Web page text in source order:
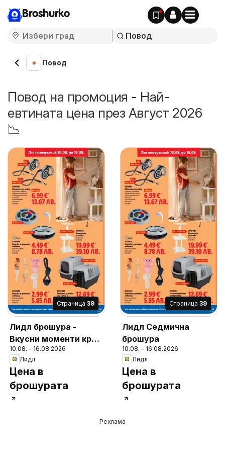
Broshurko
Повод
Повод на промоция - Най-
евтината цена през Август 2026
📉
Cтраница 39
Лидл брошура -
Вкусни моменти край
грила
10.08. - 16.08.2026
Лидл
Цена в
брошурата
Cтраница 39
Лидл Седмична
брошура
10.08. - 16.08.2026
Лидл
Цена в
брошурата
Реклама